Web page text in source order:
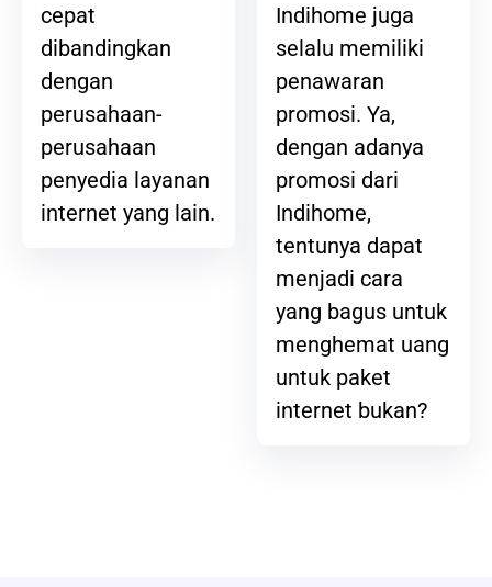
cepat
dibandingkan
dengan
perusahaan-
perusahaan
penyedia layanan
internet yang lain.
Indihome juga
selalu memiliki
penawaran
promosi. Ya,
dengan adanya
promosi dari
Indihome,
tentunya dapat
menjadi cara
yang bagus untuk
menghemat uang
untuk paket
internet bukan?